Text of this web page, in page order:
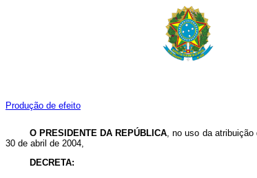
Produção de efeito
O PRESIDENTE DA REPÚBLICA, no uso da
30 de abril de 2004,
DECRETA: